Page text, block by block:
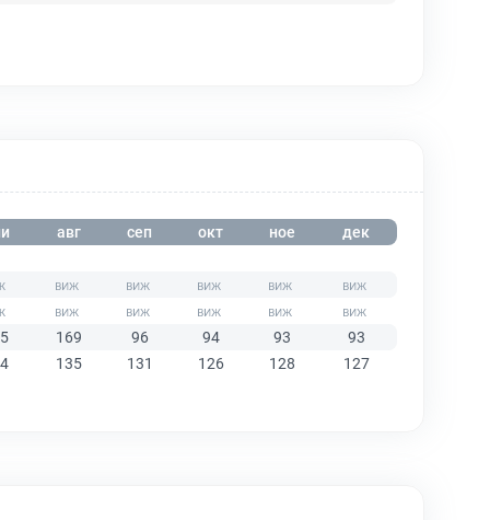
авг сеп окт ное дек
169 96 94 93
93
135 131 126 128 127